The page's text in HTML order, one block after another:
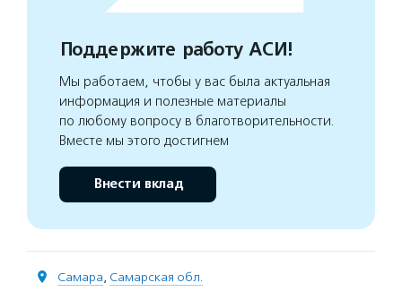
Поддержите работу АСИ!
Мы работаем, чтобы у вас была актуальная
информация и полезные материалы
по любому вопросу в благотворительности.
Вместе мы этого достигнем
Внести вклад
Самара, Самарская обл.